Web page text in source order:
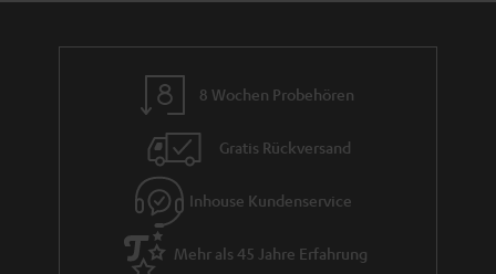
Lautsprecher in vier verschiedenen Farben an.
Klanglich überzeugt dieser kompakte Bluetooth Lautsprecher mit zwei
strapazierfähigen Vollbereichstreibern und zwei passiven
Bassmembranen. Durch die integrierte Dynamore Software wird das
Stereo Panorama dieses Lautsprechers nochmals voller und Musik wird,
trotz der geringen Maße dieser kleinen Box, lebendig und detailgetreu
wiedergegeben. Bluetooth 5.0 mit aptX® für Musikstreaming in CD-
ähnlicher Qualität ist ebenso integriert wie ein Party-Modus. Mit diesem
können zwei Smartphones parallel mit der Box verbunden werden. Ein
8 Wochen Probehören
Gratis Rückversand
Inhouse Kundenservice
Mehr als 45 Jahre Erfahrung